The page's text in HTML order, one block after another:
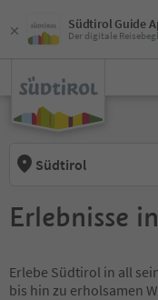
Südtirol Guide
Der digitale
Südtirol
Erlebnisse
Erlebe Südtirol in all
bis hin zu erholsamen